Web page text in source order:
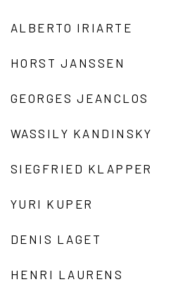
ALBERTO IRIARTE
HORST JANSSEN
GEORGES JEANCLOS
WASSILY KANDINSKY
SIEGFRIED KLAPPER
YURI KUPER
DENIS LAGET
HENRI LAURENS